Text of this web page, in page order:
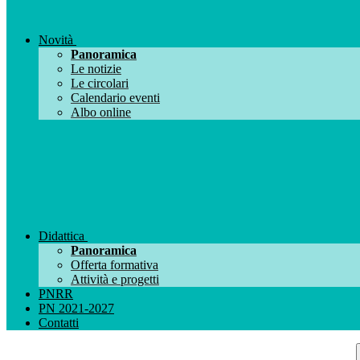
Novità
Panoramica
Le notizie
Le circolari
Calendario eventi
Albo online
Didattica
Panoramica
Offerta formativa
Attività e progetti
PNRR
PN 2021-2027
Contatti